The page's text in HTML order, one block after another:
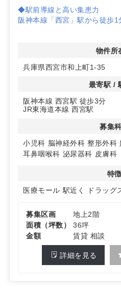
◆駅前導線と高い集患力
阪神本線「西宮」駅から徒歩1
が明確です。半径500m圏の
◆医療モール×ドラッグストア
ドラッグストア併設の2階区
送客が図りやすい医療モール
た科目展開に適しています。
◆2階区画・EV完備で安心のア
エレベーター完備でバリアフ
います。小児科・耳鼻咽喉科
た運営が可能です。詳細はお
物件所
兵庫県西宮市和上町1-35
最寄駅 /
阪神本線 西宮駅 徒歩3分
JR東海道本線 西宮駅
募集
小児科 脳神経外科 整形外科
耳鼻咽喉科 泌尿器科 皮膚科
特徴
医療モール 駅近く ドラッグ
募集区画
地上2階
面積（坪数）
36坪
金額
賃貸 相談
詳細を見る